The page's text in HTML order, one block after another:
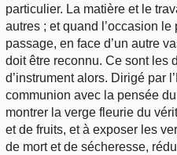
particulier. La matière et le
autres ; et quand l’occasion
passage, en face d’un autre
doit être reconnu. Ce sont les
d’instrument alors. Dirigé par
communion avec la pensée
montrer la verge fleurie du
et de fruits, et à exposer les
de mort et de sécheresse,